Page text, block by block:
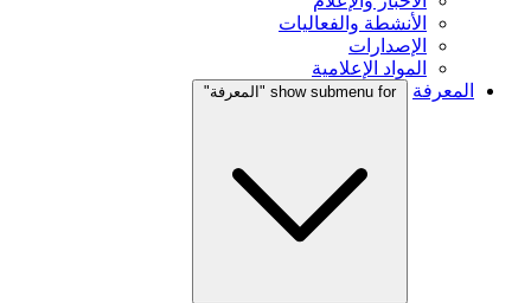
الأنشطة والفعاليات
الإصدارات
المواد الإعلامية
المعرفة
show submenu for "المعرفة"